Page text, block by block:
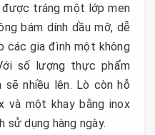
tráng một lớp men
bám dính dầu mỡ, dễ
các gia đình một không
số lượng thực phẩm
nhiều lên. Lò còn hỗ
và một khay bằng inox
dụng hàng ngày.